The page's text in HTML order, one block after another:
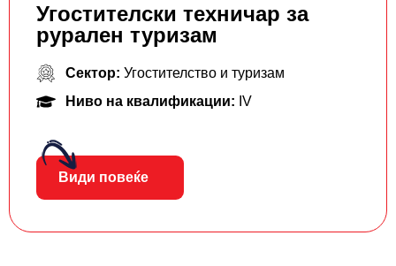
Угостителски техничар за
рурален туризам
Сектор: Угостителство и туризам
Ниво на квалификации: IV
Види повеќе